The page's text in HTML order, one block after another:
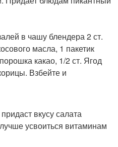
в чашу блендера 2 ст.
масла, 1 пакетик
какао, 1/2 ст. Ягод
Взбейте и
вкусу салата
усвоиться витаминам